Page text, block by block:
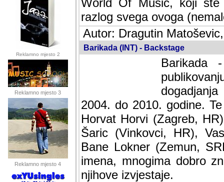
Reklamno mjesto 2
Reklamno mjesto 3
Reklamno mjesto 4
Music, koji ste ga
ovoga (nemalog) rada.
Autor: Dragutin
Barikada (INT) - Backstage
Barikada
2004. do 2010. godine.
Horvat Horvi (Zagreb,
Šaric (Vinkovci, HR),
Bane Lokner (Zemun,
imena, mnogima dobro
njihove izvjestaje.